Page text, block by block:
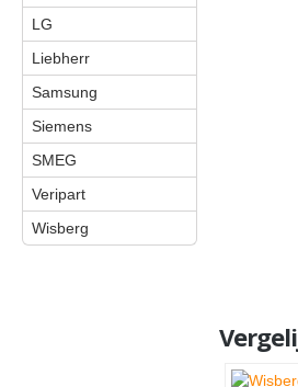
LG
Liebherr
Samsung
Siemens
SMEG
Veripart
Wisberg